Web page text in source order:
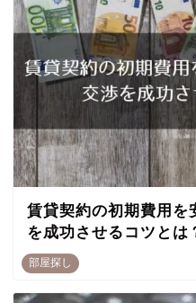
部屋探し
賃貸契約の初期費用を
を成功させるコツとは